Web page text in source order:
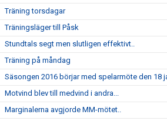
Träning torsdagar
Träningsläger till Påsk
Stundtals segt men slutligen effektivt..
Träning på måndag
Säsongen 2016 börjar med spelarmöte den 18
Motvind blev till medvind i andra...
Marginalerna avgjorde MM-mötet..